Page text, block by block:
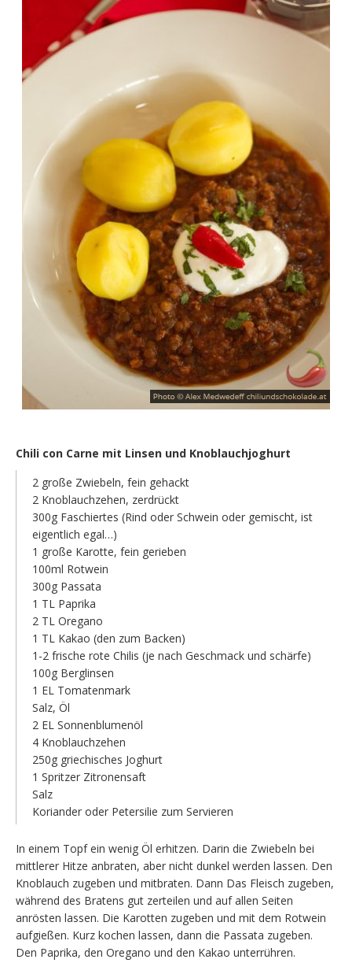
Chili con Carne mit Linsen und Knoblauchjoghurt
2 große Zwiebeln, fein gehackt
2 Knoblauchzehen, zerdrückt
300g Faschiertes (Rind oder Schwein oder gemischt, ist
eigentlich egal…)
1 große Karotte, fein gerieben
100ml Rotwein
300g Passata
1 TL Paprika
2 TL Oregano
1 TL Kakao (den zum Backen)
1-2 frische rote Chilis (je nach Geschmack und schärfe)
100g Berglinsen
1 EL Tomatenmark
Salz, Öl
2 EL Sonnenblumenöl
4 Knoblauchzehen
250g griechisches Joghurt
1 Spritzer Zitronensaft
Salz
Koriander oder Petersilie zum Servieren
In einem Topf ein wenig Öl erhitzen. Darin die Zwiebeln bei
mittlerer Hitze anbraten, aber nicht dunkel werden lassen. Den
Knoblauch zugeben und mitbraten. Dann Das Fleisch zugeben,
während des Bratens gut zerteilen und auf allen Seiten
anrösten lassen. Die Karotten zugeben und mit dem Rotwein
aufgießen. Kurz kochen lassen, dann die Passata zugeben.
Den Paprika, den Oregano und den Kakao unterrühren.